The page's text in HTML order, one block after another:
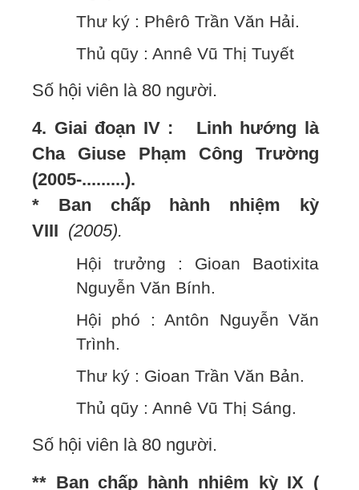
Thư ký : Phêrô Trần Văn Hải.
Thủ qũy : Annê Vũ Thị Tuyết
Số hội viên là 80 người.
4. Giai đoạn IV : Linh hướng là
Cha Giuse Phạm Công Trường
(2005-.........).
* Ban chấp hành nhiệm kỳ
VIII (2005).
Hội trưởng : Gioan Baotixita
Nguyễn Văn Bính.
Hội phó : Antôn Nguyễn Văn
Trình.
Thư ký : Gioan Trần Văn Bản.
Thủ qũy : Annê Vũ Thị Sáng.
Số hội viên là 80 người.
** Ban chấp hành nhiệm kỳ IX (